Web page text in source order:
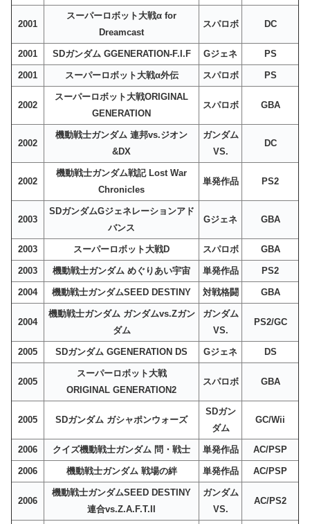
2001
スーパーロボット大戦α for
Dreamcast
スパロボ DC
2001 SDガンダム GGENERATION-F.I.F Gジェネ PS
2001 スーパーロボット大戦α外伝 スパロボ PS
2002
スーパーロボット大戦ORIGINAL
GENERATION
スパロボ GBA
2002
機動戦士ガンダム 連邦vs.ジオン
&DX
ガンダム
VS.
DC
2002
機動戦士ガンダム戦記 Lost War
Chronicles
単発作品 PS2
2003
SDガンダムGジェネレーションアド
バンス
Gジェネ GBA
2003 スーパーロボット大戦D スパロボ GBA
2003 機動戦士ガンダム めぐりあい宇宙 単発作品 PS2
2004 機動戦士ガンダムSEED DESTINY 対戦格闘 GBA
2004
機動戦士ガンダム ガンダムvs.Ζガン
ダム
ガンダム
VS.
PS2/GC
2005 SDガンダム GGENERATION DS Gジェネ DS
2005
スーパーロボット大戦
ORIGINAL GENERATION2
スパロボ GBA
2005 SDガンダム ガシャポンウォーズ
SDガン
ダム
GC/Wii
2006 クイズ機動戦士ガンダム 問・戦士 単発作品 AC/PSP
2006 機動戦士ガンダム 戦場の絆 単発作品 AC/PSP
2006
機動戦士ガンダムSEED DESTINY
連合vs.Z.A.F.T.II
ガンダム
VS.
AC/PS2